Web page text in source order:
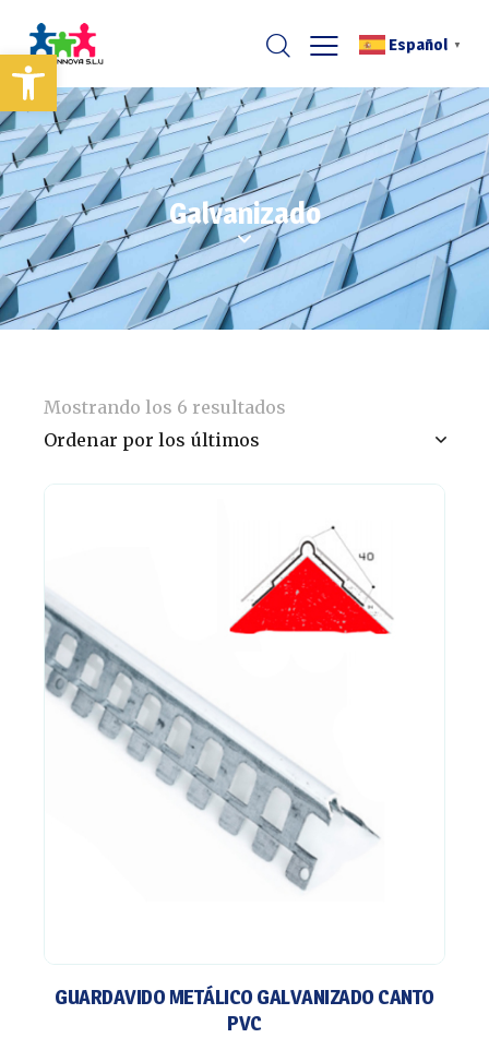
Abrir barra de herramientas Español ▼
Galvanizado
Mostrando los 6 resultados
GUARDAVIDO METÁLICO GALVANIZADO CANTO
PVC